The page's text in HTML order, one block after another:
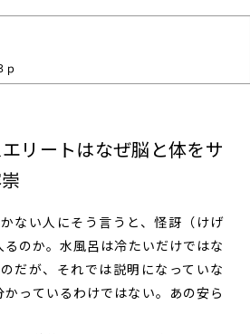
リートはなぜ脳と体をサ
ない人にそう言うと、怪訝（けげ
のか。水風呂は冷たいだけではな
だが、それでは説明になっていな
っているわけではない。あの安ら